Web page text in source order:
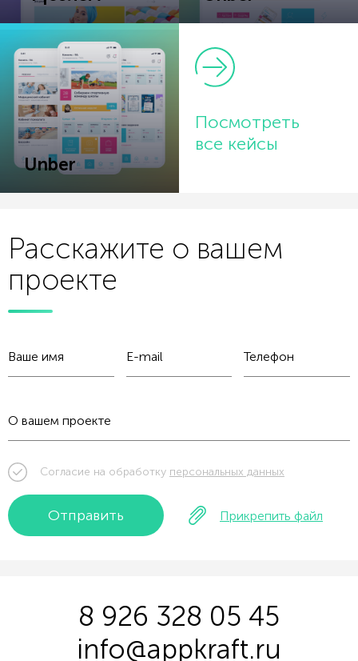
Unber
Посмотреть
все кейсы
Расскажите о вашем
проекте
Отправить Прикрепить файл
Согласие на обработку персональных данных
8 926 328 05 45
info@appkraft.ru